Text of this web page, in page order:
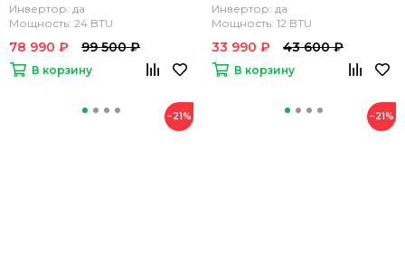
Инвертор: да
Мощность: 24 BTU
78 990 ₽ 99 500 ₽
В корзину
Инвертор: да
Мощность: 12 BTU
33 990 ₽ 43 600 ₽
В корзину
−21% −21%